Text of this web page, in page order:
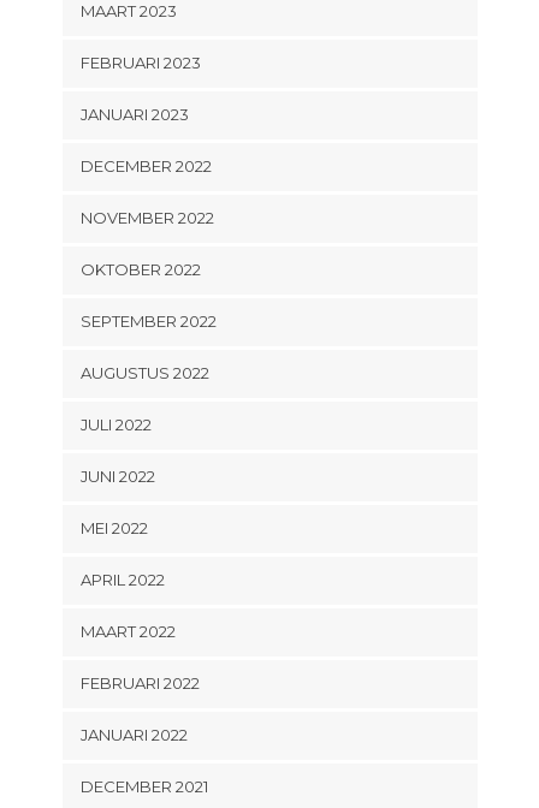
MAART 2023
FEBRUARI 2023
JANUARI 2023
DECEMBER 2022
NOVEMBER 2022
OKTOBER 2022
SEPTEMBER 2022
AUGUSTUS 2022
JULI 2022
JUNI 2022
MEI 2022
APRIL 2022
MAART 2022
FEBRUARI 2022
JANUARI 2022
DECEMBER 2021